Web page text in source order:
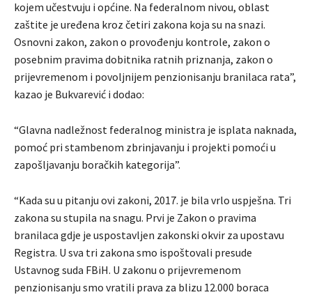
kojem učestvuju i općine. Na federalnom nivou, oblast
zaštite je uređena kroz četiri zakona koja su na snazi.
Osnovni zakon, zakon o provođenju kontrole, zakon o
posebnim pravima dobitnika ratnih priznanja, zakon o
prijevremenom i povoljnijem penzionisanju branilaca rata”,
kazao je Bukvarević i dodao:
“Glavna nadležnost federalnog ministra je isplata naknada,
pomoć pri stambenom zbrinjavanju i projekti pomoći u
zapošljavanju boračkih kategorija”.
“Kada su u pitanju ovi zakoni, 2017. je bila vrlo uspješna. Tri
zakona su stupila na snagu. Prvi je Zakon o pravima
branilaca gdje je uspostavljen zakonski okvir za upostavu
Registra. U sva tri zakona smo ispoštovali presude
Ustavnog suda FBiH. U zakonu o prijevremenom
penzionisanju smo vratili prava za blizu 12.000 boraca